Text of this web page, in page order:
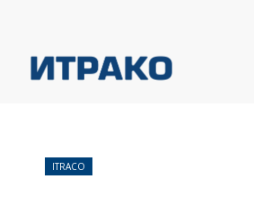
ITRACO